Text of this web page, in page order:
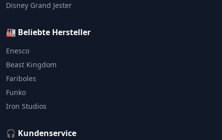
Disney Grand Jester
🏭 Beliebte Hersteller
Enesco
Beast Kingdom
Fariboles
Funko
Iron Studios
🎧 Kundenservice